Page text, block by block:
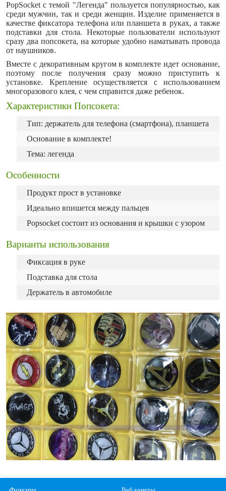
PopSocket с темой "Легенда" пользуется популярностью, как
среди мужчин, так и среди женщин. Изделие применяется в
качестве фиксатора телефона или планшета в руках, а также
подставки для стола. Некоторые пользователи используют
сразу два попсокета, на которые удобно наматывать провода
от наушников.
Вместе с декоративным кругом в комплекте идет основание,
поэтому после получения сразу можно приступить к
установке. Крепление осуществляется с использованием
многоразового клея, с чем справится даже ребенок.
Характеристики Попсокета:
Тип: держатель для телефона (смартфона), планшета
Основание в комплекте!
Тема: легенда
Особенности
Продукт прост в установке
Идеально впишется между пальцев
Popsocket состоит из основания и крышки с узором
Варианты использования
Фиксация в руке
Подставка для стола
Держатель в автомобиле